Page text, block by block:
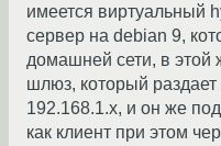
имеется виртуальный
сервер на debian 9,
домашней сети, в этой
шлюз, который
192.168.1.x, и он же
как клиент при этом